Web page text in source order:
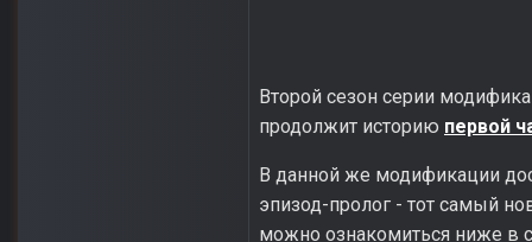
Второй сезон серии
продолжит историю первой
В данной же модификации
эпизод-пролог - тот самый
можно ознакомиться ниже в